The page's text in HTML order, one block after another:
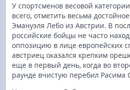
У спортсменов весовой
всего, отметить весьма
Эмануэля Лебо из Австрии. В
российские бойцы не часто
оппозицию в лице европейских
австриец оказался крепким
еще в первый день, когда во
раунде вчистую перебил Расима